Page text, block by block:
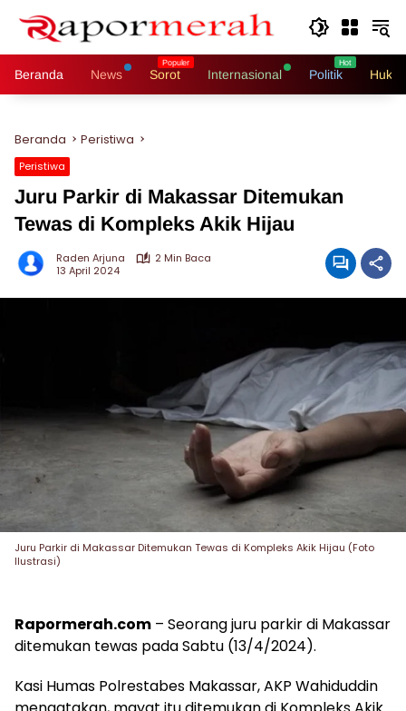
Beranda News Sorot Internasional Politik
Beranda Peristiwa
Peristiwa
Juru Parkir di Makassar Ditemukan
Tewas di Kompleks Akik Hijau
Raden Arjuna
2 Min Baca
13 April 2024
Juru Parkir di Makassar Ditemukan Tewas di Kompleks Akik Hijau (Foto
Ilustrasi)
Rapormerah.com – Seorang juru parkir di Makassar
ditemukan tewas pada Sabtu (13/4/2024).
Kasi Humas Polrestabes Makassar, AKP Wahiduddin